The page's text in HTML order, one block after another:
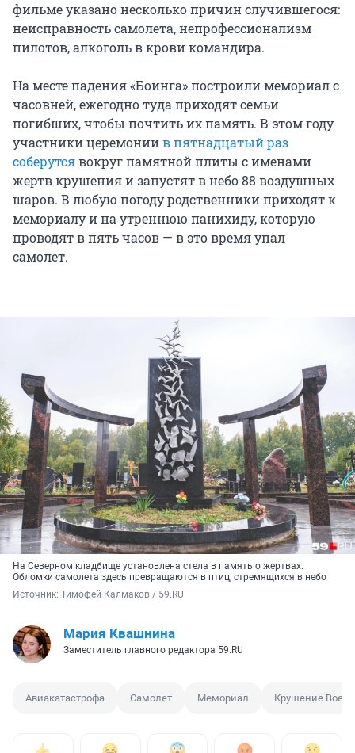
фильме указано несколько причин случившегося:
неисправность самолета, непрофессионализм
пилотов, алкоголь в крови командира.
На месте падения «Боинга» построили мемориал с
часовней, ежегодно туда приходят семьи
погибших, чтобы почтить их память. В этом году
участники церемониив пятнадцатый раз
соберутсявокруг памятной плиты с именами
жертв крушения и запустят в небо 88 воздушных
шаров. В любую погоду родственники приходят к
мемориалу и на утреннюю панихиду, которую
проводят в пять часов — в это время упал
самолет.
На Северном кладбище установлена стела в память о жертвах.
Обломки самолета здесь превращаются в птиц, стремящихся в небо
Источник: Тимофей Калмаков / 59.RU
Мария Квашнина
Заместитель главного редактора 59.RU
Авиакатастрофа Самолет Мемориал Крушение